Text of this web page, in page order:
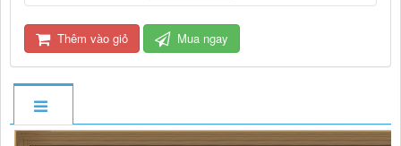
Thêm vào giỏ Mua ngay